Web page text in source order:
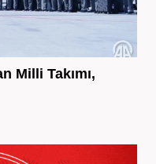
Milli Takımı,